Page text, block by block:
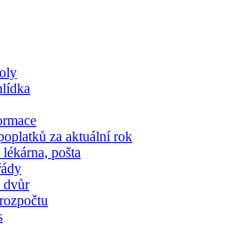
za aktuální rok
pošta
dvůr